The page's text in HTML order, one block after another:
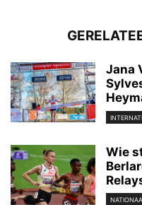
Jana
Wie